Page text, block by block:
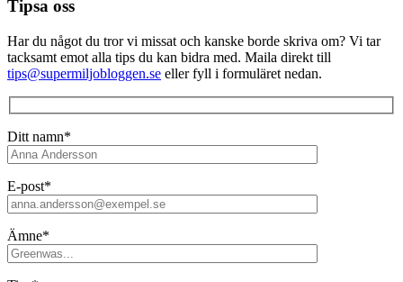
Tipsa oss
Har du något du tror vi missat och kanske borde skriva om? Vi tar
tacksamt emot alla tips du kan bidra med. Maila direkt till
tips@supermiljobloggen.se eller fyll i formuläret nedan.
Ditt namn*
E-post*
Ämne*